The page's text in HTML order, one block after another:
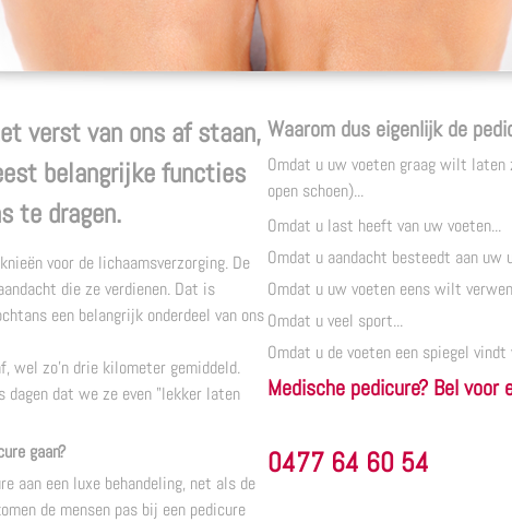
verst van ons af staan,
belangrijke functies
te dragen.
voor de lichaamsverzorging. De
die ze verdienen. Dat is
een belangrijk onderdeel van ons
wel zo'n drie kilometer gemiddeld.
dat we ze even "lekker laten
gaan?
aan een luxe behandeling, net als de
de mensen pas bij een pedicure
Waarom dus eigenlijk de
Omdat u uw voeten graag wilt laten
open schoen)...
Omdat u last heeft van uw voeten...
Omdat u aandacht besteedt aan uw
Omdat u uw voeten eens wilt
Omdat u veel sport...
Omdat u de voeten een spiegel vindt
Medische pedicure? Bel voor
0477 64 60 54